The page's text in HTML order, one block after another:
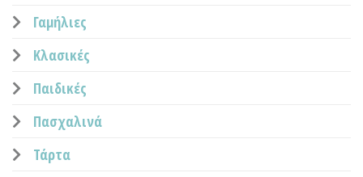
Γαμήλιες
Κλασικές
Παιδικές
Πασχαλινά
Τάρτα